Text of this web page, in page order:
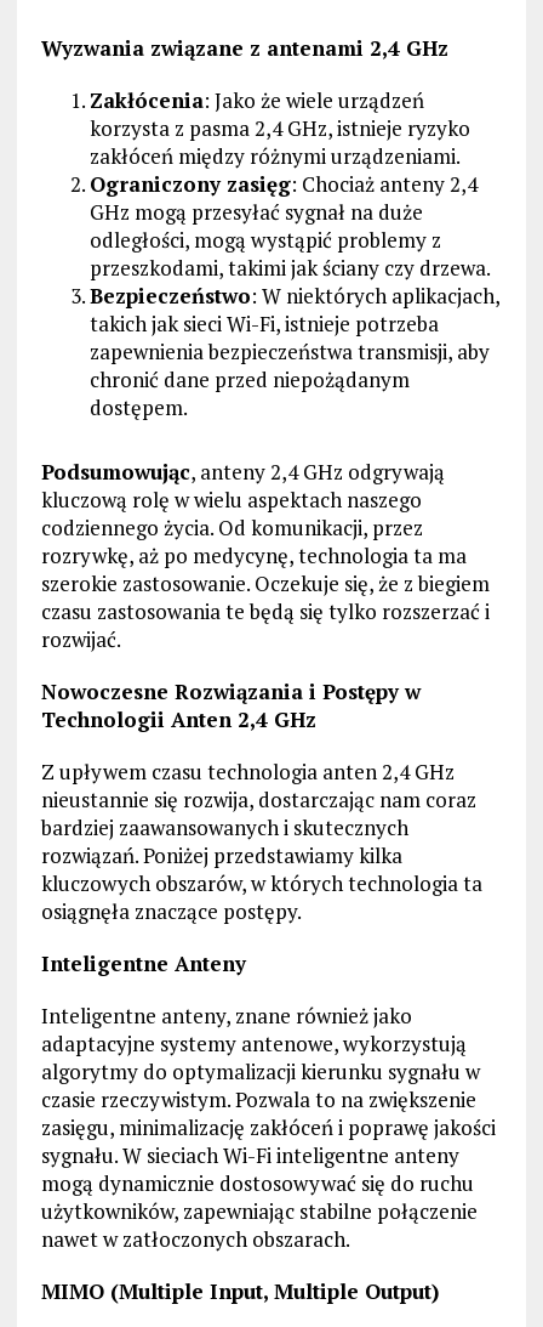
Wyzwania związane z antenami 2,4 GHz
Zakłócenia: Jako że wiele urządzeń
korzysta z pasma 2,4 GHz, istnieje ryzyko
zakłóceń między różnymi urządzeniami.
Ograniczony zasięg: Chociaż anteny 2,4
GHz mogą przesyłać sygnał na duże
odległości, mogą wystąpić problemy z
przeszkodami, takimi jak ściany czy drzewa.
Bezpieczeństwo: W niektórych aplikacjach,
takich jak sieci Wi-Fi, istnieje potrzeba
zapewnienia bezpieczeństwa transmisji, aby
chronić dane przed niepożądanym
dostępem.
Podsumowując, anteny 2,4 GHz odgrywają
kluczową rolę w wielu aspektach naszego
codziennego życia. Od komunikacji, przez
rozrywkę, aż po medycynę, technologia ta ma
szerokie zastosowanie. Oczekuje się, że z biegiem
czasu zastosowania te będą się tylko rozszerzać i
rozwijać.
Nowoczesne Rozwiązania i Postępy w
Technologii Anten 2,4 GHz
Z upływem czasu technologia anten 2,4 GHz
nieustannie się rozwija, dostarczając nam coraz
bardziej zaawansowanych i skutecznych
rozwiązań. Poniżej przedstawiamy kilka
kluczowych obszarów, w których technologia ta
osiągnęła znaczące postępy.
Inteligentne Anteny
Inteligentne anteny, znane również jako
adaptacyjne systemy antenowe, wykorzystują
algorytmy do optymalizacji kierunku sygnału w
czasie rzeczywistym. Pozwala to na zwiększenie
zasięgu, minimalizację zakłóceń i poprawę jakości
sygnału. W sieciach Wi-Fi inteligentne anteny
mogą dynamicznie dostosowywać się do ruchu
użytkowników, zapewniając stabilne połączenie
nawet w zatłoczonych obszarach.
MIMO (Multiple Input, Multiple Output)